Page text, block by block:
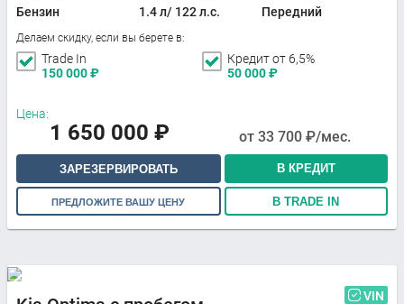
Бензин
1.4 л/ 122 л.с.
Передний
Делаем скидку, если вы берете в:
Trade In
150 000₽
Кредит от 6,5%
50 000₽
Цена:
1 650 000 ₽ от 33 700 ₽/мес.
ЗАРЕЗЕРВИРОВАТЬ В КРЕДИТ
ПРЕДЛОЖИТЕ ВАШУ ЦЕНУ В TRADE IN
VIN